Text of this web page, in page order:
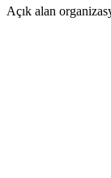
Açık alan